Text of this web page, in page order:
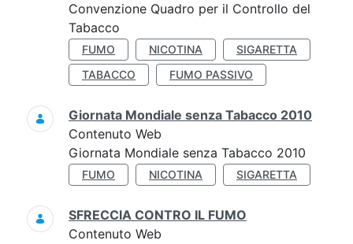
Convenzione Quadro per il Controllo del
Tabacco
FUMO NICOTINA
SIGARETTA
TABACCO
FUMO PASSIVO
Giornata Mondiale senza Tabacco 2010
Contenuto Web
Giornata Mondiale senza Tabacco 2010
FUMO NICOTINA SIGARETTA
SFRECCIA CONTRO IL FUMO
Contenuto Web